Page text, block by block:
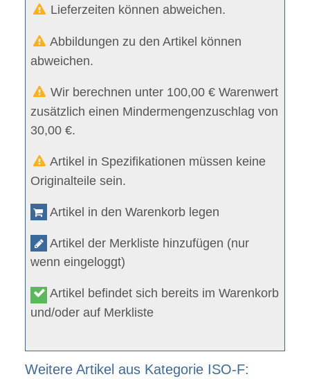
Lieferzeiten können abweichen.
Abbildungen zu den Artikel können
abweichen.
Wir berechnen unter 100,00 € Warenwert
zusätzlich einen Mindermengenzuschlag von
30,00 €.
Artikel in Spezifikationen müssen keine
Originalteile sein.
Artikel in den Warenkorb legen
Artikel der Merkliste hinzufügen (nur
wenn eingeloggt)
Artikel befindet sich bereits im Warenkorb
und/oder auf Merkliste
Weitere Artikel aus Kategorie ISO-F: